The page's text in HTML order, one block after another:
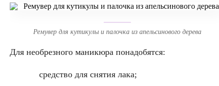
Ремувер для кутикулы и палочка из апельсинового дерева
Для необрезного маникюра понадобятся:
средство для снятия лака;